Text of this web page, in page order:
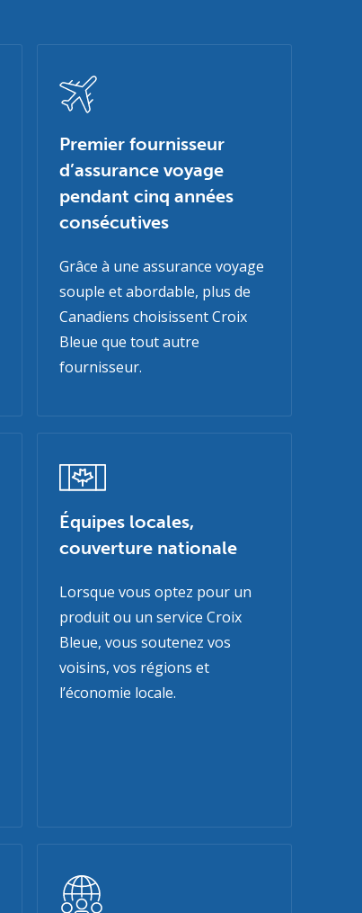
Premier fournisseur
d’assurance voyage
pendant cinq années
consécutives
Grâce à une assurance voyage
souple et abordable, plus de
Canadiens choisissent Croix
Bleue que tout autre
fournisseur.
Équipes locales,
couverture nationale
Lorsque vous optez pour un
produit ou un service Croix
Bleue, vous soutenez vos
voisins, vos régions et
l’économie locale.